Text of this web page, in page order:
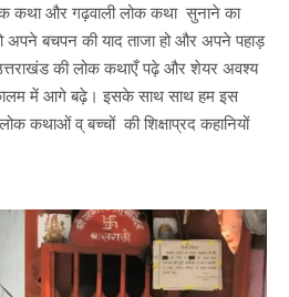
कथा और गढ़वाली लोक कथा सुनाने का
अपने बचपन की याद ताजा हो और अपने पहाड़
की लोक कथाएँ पढ़े और शेयर अवश्य
में आगे बढ़े। इसके साथ साथ हम इस
कथाओं व् बच्चों की शिक्षाप्रद कहानियों